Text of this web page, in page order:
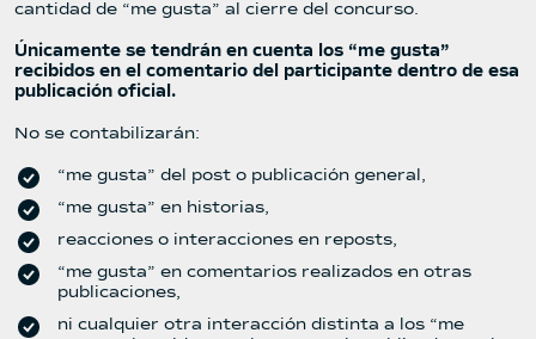
cantidad de “me gusta” al cierre del concurso.
Únicamente se tendrán en cuenta los “me gusta”
recibidos en el comentario del participante dentro de esa
publicación oficial.
No se contabilizarán:
“me gusta” del post o publicación general,
“me gusta” en historias,
reacciones o interacciones en reposts,
“me gusta” en comentarios realizados en otras
publicaciones,
ni cualquier otra interacción distinta a los “me